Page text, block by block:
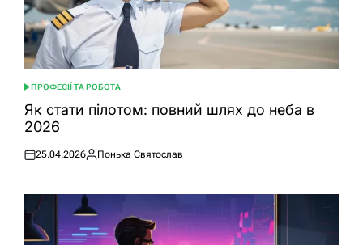
ОПУБЛІКУВАТИ
У
ПРОФЕСІЇ ТА РОБОТА
Як стати пілотом: повний шлях до неба в
2026
Оприлюднено
25.04.2026
Опубліковано
Понька Святослав